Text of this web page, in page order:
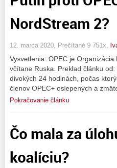
NordStream 2?
12. marca 2020, Prečítané 9 751x,
Vysvetlenia: OPEC je
včítane Ruska. Preklad článku
divokých 24 hodinách, počas
členov OPEC+ oslepených a
Pokračovanie článku
Čo mala za
koalíciu?